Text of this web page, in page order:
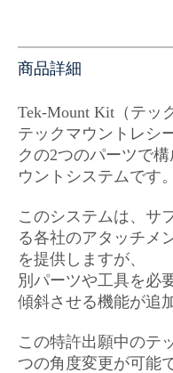
商品詳細
Tek-Mount Kit（テッ
テックマウントレシ
クの2つのパーツで
ウントシステムです。
このシステムは、サ
る各社のアタッチメ
を提供しますが、
別パーツや工具を必
傾斜させる機能が追
この特許出願中のテ
つの角度変更が可能